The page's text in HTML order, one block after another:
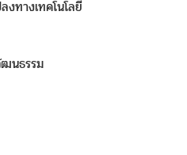
ทางเทคโนโลยี
นธรรม